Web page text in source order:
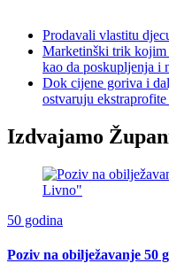
Prodavali vlastitu
Marketinški trik kojim
kao da poskupljenja i
Dok cijene goriva i
ostvaruju
Izdvajamo
50 godina
Poziv na obilježavanje